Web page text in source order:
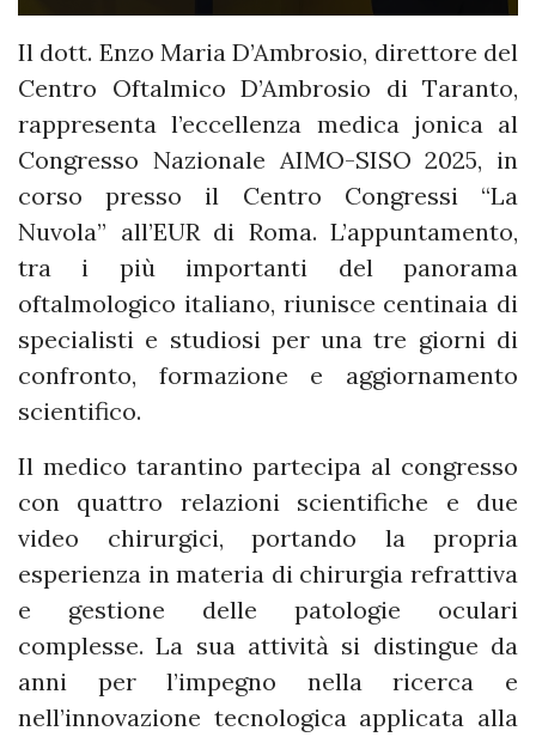
Il dott. Enzo Maria D’Ambrosio, direttore del
Centro Oftalmico D’Ambrosio di Taranto,
rappresenta l’eccellenza medica jonica al
Congresso Nazionale AIMO-SISO 2025, in
corso presso il Centro Congressi “La
Nuvola” all’EUR di Roma. L’appuntamento,
tra i più importanti del panorama
oftalmologico italiano, riunisce centinaia di
specialisti e studiosi per una tre giorni di
confronto, formazione e aggiornamento
scientifico.
Il medico tarantino partecipa al congresso
con quattro relazioni scientifiche e due
video chirurgici, portando la propria
esperienza in materia di chirurgia refrattiva
e gestione delle patologie oculari
complesse. La sua attività si distingue da
anni per l’impegno nella ricerca e
nell’innovazione tecnologica applicata alla